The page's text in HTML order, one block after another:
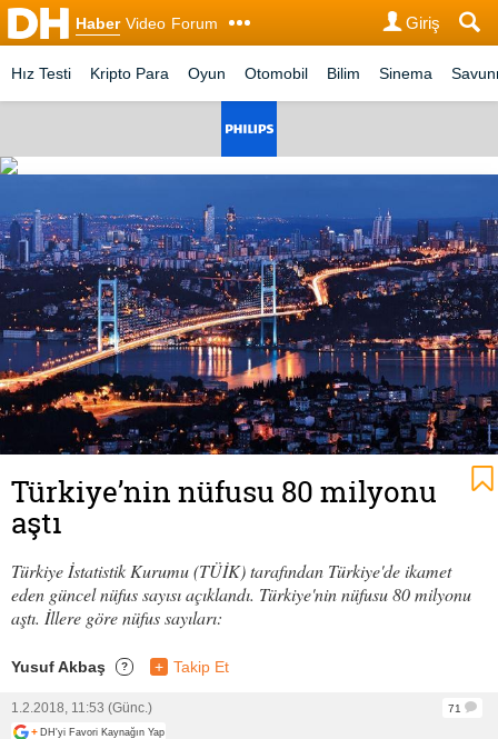
Haber Video Forum Giriş
Hız Testi Kripto Para Oyun Otomobil Bilim Sinema
Türkiye’nin nüfusu 80 milyonu
aştı
Türkiye İstatistik Kurumu (TÜİK) tarafından Türkiye'de ikamet
eden güncel nüfus sayısı açıklandı. Türkiye'nin nüfusu 80 milyonu
aştı. İllere göre nüfus sayıları:
Yusuf Akbaş ? + Takip Et
1.2.2018, 11:53 (Günc.)
71
+ DH'yi Favori Kaynağın Yap